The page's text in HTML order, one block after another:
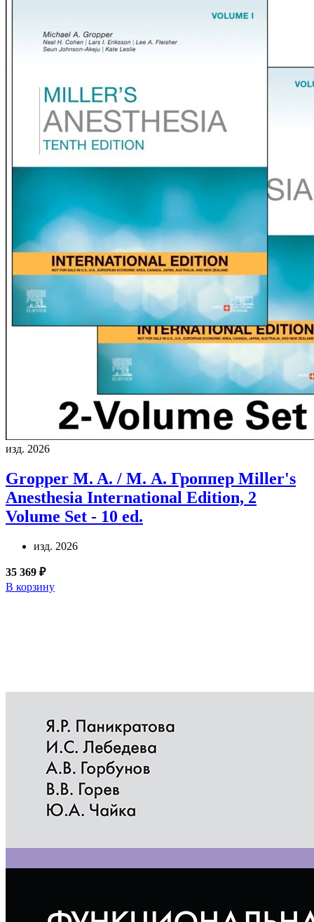
изд. 2026
Gropper M. A. / М. А. Гроппер Miller's
Anesthesia International Edition, 2
Volume Set - 10 ed.
изд. 2026
35 369 ₽
В корзину